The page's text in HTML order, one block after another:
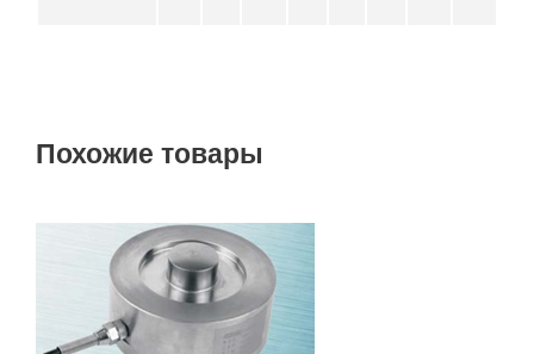
Похожие товары